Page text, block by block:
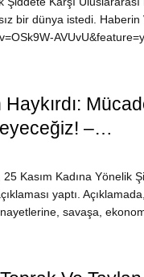
bir dünya istedi. Haberin
Haykırdı:
–…
Kasım Kadına Yönelik
yaptı.
savaşa,